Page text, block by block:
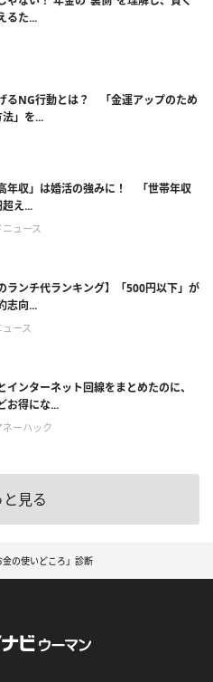
るた...
るNG行動とは？ 「金運アップのため
」を...
年収」は婚活の強みに！ 「世帯年収
え...
ュース
ランチ代ランキング】「500円以下」が
志向...
ース
インターネット回線をまとめたのに、
お得にな...
ネーハック
見る
の使いどころ」診断